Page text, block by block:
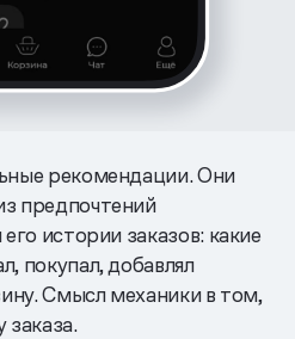
рекомендации. Они
предпочтений
истории заказов: какие
покупал, добавлял
Смысл механики в том,
заказа.